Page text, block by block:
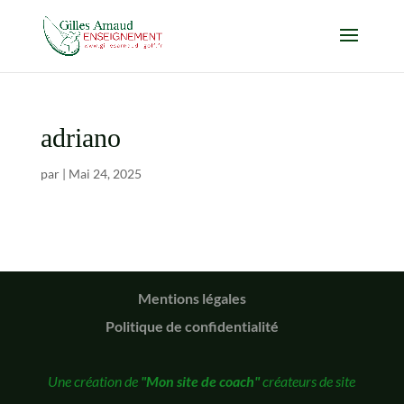
adriano
par | Mai 24, 2025
Mentions légales
Politique de confidentialité
Une création de "Mon site de coach"créateurs de site